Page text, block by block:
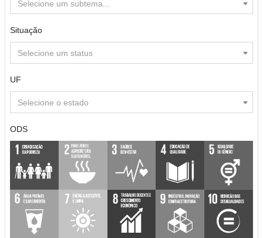
Selecione um subtema...
Situação
Selecione um status
UF
Selecione o estado
ODS